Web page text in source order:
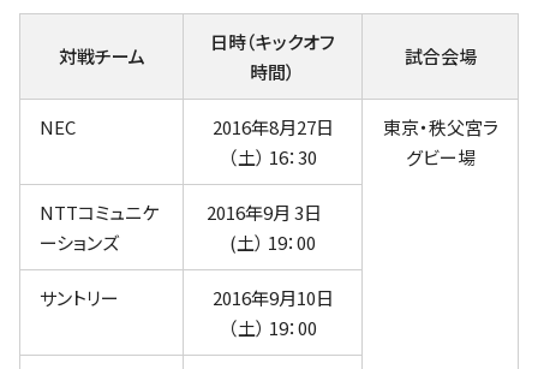
ファンクラブ
パートナー
対戦チーム
日時（キックオフ
時間）
試合会場
NEC
2016年8月27日
（土） 16：30
東京・秩父宮ラ
グビー場
NTTコミュニケ
ーションズ
2016年9月 3日
(土） 19：00
サントリー
2016年9月10日
（土） 19：00